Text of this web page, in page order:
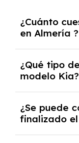
¿Cuánto
en Almería ?
es de 309€ a
¿Qué tipo
modelo Kia?
Gasolina,
gasolina.
¿Se puede
finalizado